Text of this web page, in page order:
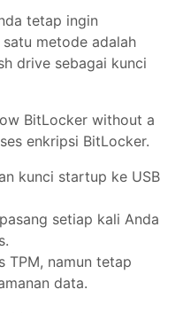
tetap ingin
metode adalah
drive sebagai kunci
BitLocker without a
enkripsi BitLocker.
kunci startup ke USB
setiap kali Anda
TPM, namun tetap
data.